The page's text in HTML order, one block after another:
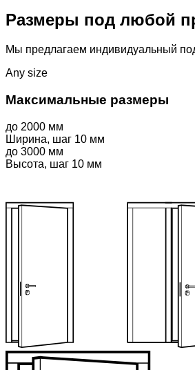
Размеры под любой
Мы предлагаем индивидуальный
Any size
Максимальные размеры
до 2000 мм
Ширина, шаг 10 мм
до 3000 мм
Высота, шаг 10 мм